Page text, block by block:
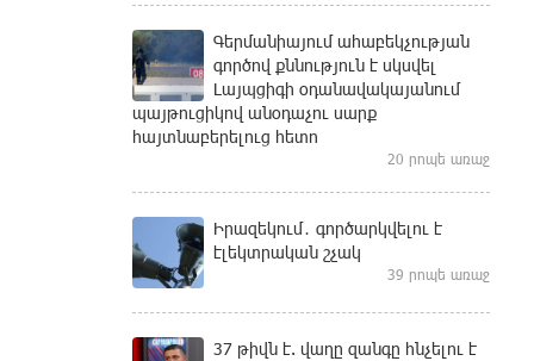
Գերմանիայում ահաբեկչության
գործով քննություն է սկսվել
Լայպցիգի օդանավակայանում
պայթուցիկով անօդաչու սարք
հայտնաբերելուց հետո
20 րոպե առաջ
Իրազեկում․ գործարկվելու է
էլեկտրական շչակ
39 րոպե առաջ
37 թիվն է. վաղը զանգը հնչելու է